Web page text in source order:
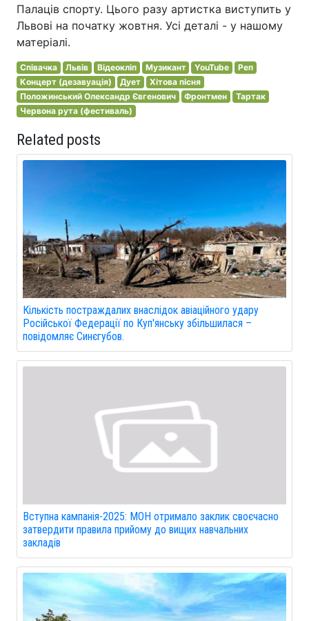
Палаців спорту. Цього разу артистка виступить у
Львові на початку жовтня. Усі деталі - у нашому
матеріалі.
Співачка Львів Відеокліп Музикант YouTube
Реп
Концерт (дезавуація)
Дует
Хітова пісня
Положинський Олександр Євгенович
Фронтмен
Тартак
Червона рута (фестиваль)
Related posts
Кількість постраждалих внаслідок авіаційного удару
Російської Федерації по Куп'янську збільшилася –
повідомляє Синєгубов.
Вступна кампанія-2025: МОН отримало заклик своєчасно
затвердити правила прийому до вищих навчальних
закладів